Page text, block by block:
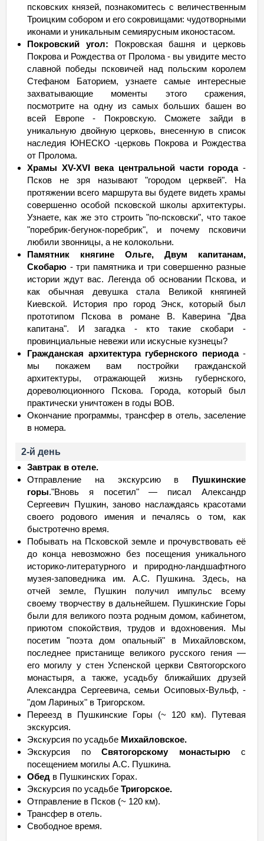
псковских князей, познакомитесь с величественным
Троицким собором и его сокровищами: чудотворными
иконами и уникальным семиярусным иконостасом.
Покровский угол: Покровская башня и церковь
Покрова и Рождества от Пролома - вы увидите место
славной победы псковичей над польским королем
Стефаном Баторием, узнаете самые интересные
захватывающие моменты этого сражения,
посмотрите на одну из самых больших башен во
всей Европе - Покровскую. Сможете зайди в
уникальную двойную церковь, внесенную в список
наследия ЮНЕСКО -церковь Покрова и Рождества
от Пролома.
Храмы XV-XVI века центральной части города-
Псков не зря называют "городом церквей". На
протяжении всего маршрута вы будете видеть храмы
совершенно особой псковской школы архитектуры.
Узнаете, как же это строить "по-псковски", что такое
"поребрик-бегунок-поребрик", и почему псковичи
любили звонницы, а не колокольни.
Памятник княгине Ольге, Двум капитанам,
Скобарю - три памятника и три совершенно разные
истории ждут вас. Легенда об основании Пскова, и
как обычная девушка стала Великой княгиней
Киевской. История про город Энск, который был
прототипом Пскова в романе В. Каверина "Два
капитана". И загадка - кто такие скобари -
провинциальные невежи или искусные кузнецы?
Гражданская архитектура губернского периода-
мы покажем вам постройки гражданской
архитектуры, отражающей жизнь губернского,
дореволюционного Пскова. Города, который был
практически уничтожен в годы ВОВ.
Окончание программы, трансфер в отель, заселение
в номера.
2-й день
Завтрак в отеле.
Отправление на экскурсию в Пушкинские
горы."Вновь я посетил" — писал Александр
Сергеевич Пушкин, заново наслаждаясь красотами
своего родового имения и печалясь о том, как
быстротечно время.
Побывать на Псковской земле и прочувствовать её
до конца невозможно без посещения уникального
историко-литературного и природно-ландшафтного
музея-заповедника им. А.С. Пушкина. Здесь, на
отчей земле, Пушкин получил импульс всему
своему творчеству в дальнейшем. Пушкинские Горы
были для великого поэта родным домом, кабинетом,
приютом спокойствия, трудов и вдохновения. Мы
посетим "поэта дом опальный" в Михайловском,
последнее пристанище великого русского гения —
его могилу у стен Успенской церкви Святогорского
монастыря, а также, усадьбу ближайших друзей
Александра Сергеевича, семьи Осиповых-Вульф, -
"дом Лариных" в Тригорском.
Переезд в Пушкинские Горы (~ 120 км). Путевая
экскурсия.
Экскурсия по усадьбе Михайловское.
Экскурсия по Святогорскому монастырюс
посещением могилы А.С. Пушкина.
Обед в Пушкинских Горах.
Экскурсия по усадьбе Тригорское.
Отправление в Псков (~ 120 км).
Трансфер в отель.
Свободное время.